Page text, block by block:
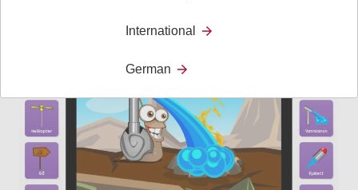
International
German